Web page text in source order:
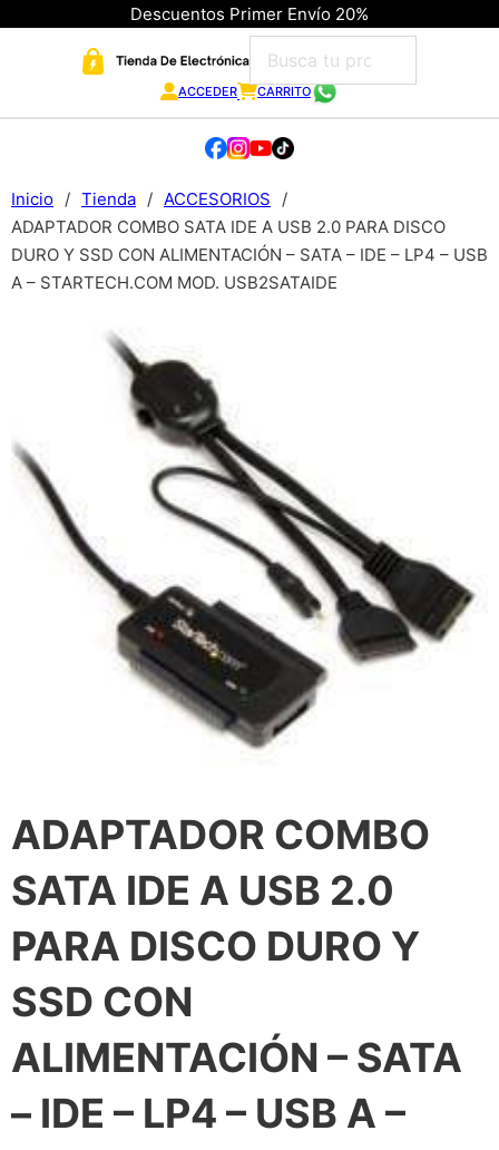
Descuentos Primer Envío 20%
ACCEDER CARRITO
Inicio / Tienda / ACCESORIOS
/
ADAPTADOR COMBO SATA IDE A USB 2.0 PARA DISCO
DURO Y SSD CON ALIMENTACIÓN – SATA – IDE – LP4 – USB
A – STARTECH.COM MOD. USB2SATAIDE
ADAPTADOR COMBO
SATA IDE A USB 2.0
PARA DISCO DURO Y
SSD CON
ALIMENTACIÓN – SATA
– IDE – LP4 – USB A –